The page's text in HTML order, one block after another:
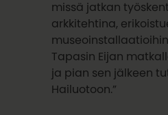
missä jatkan
arkkitehtina,
Tapasin Eijan
ja pian sen jälkeen
Hailuotoon.”